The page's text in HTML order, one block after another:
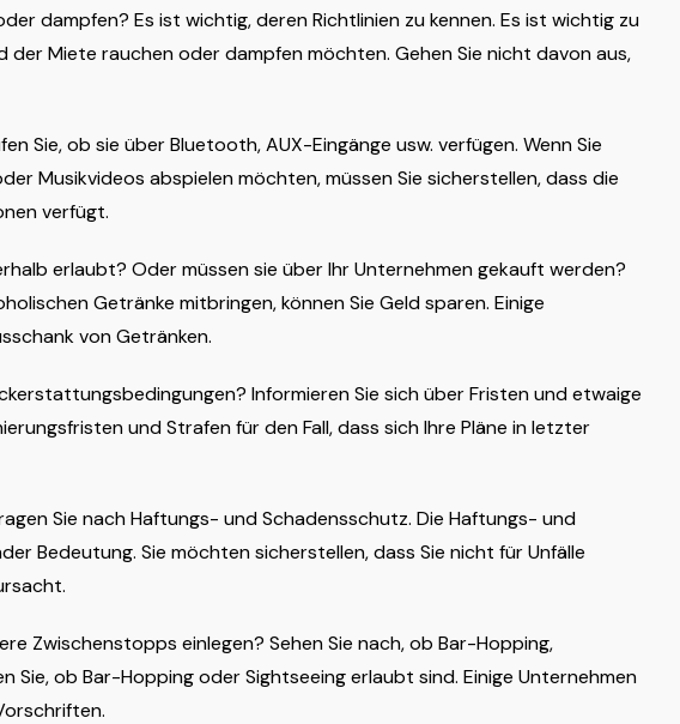
dampfen? Es ist wichtig, deren Richtlinien zu kennen. Es ist wichtig zu
der Miete rauchen oder dampfen möchten. Gehen Sie nicht davon aus,
Sie, ob sie über Bluetooth, AUX-Eingänge usw. verfügen. Wenn Sie
Musikvideos abspielen möchten, müssen Sie sicherstellen, dass die
verfügt.
erlaubt? Oder müssen sie über Ihr Unternehmen gekauft werden?
Getränke mitbringen, können Sie Geld sparen. Einige
von Getränken.
Informieren Sie sich über Fristen und etwaige
und Strafen für den Fall, dass sich Ihre Pläne in letzter
Sie nach Haftungs- und Schadensschutz. Die Haftungs- und
Bedeutung. Sie möchten sicherstellen, dass Sie nicht für Unfälle
Zwischenstopps einlegen? Sehen Sie nach, ob Bar-Hopping,
Sie, ob Bar-Hopping oder Sightseeing erlaubt sind. Einige Unternehmen